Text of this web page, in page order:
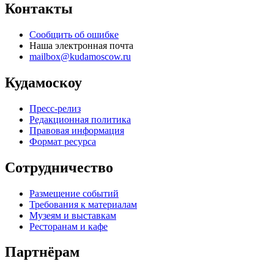
Контакты
Сообщить об ошибке
Наша электронная почта
mailbox@kudamoscow.ru
Кудамоскоу
Пресс-релиз
Редакционная политика
Правовая информация
Формат ресурса
Сотрудничество
Размещение событий
Требования к материалам
Музеям и выставкам
Ресторанам и кафе
Партнёрам